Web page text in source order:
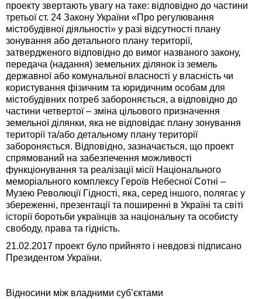
проекту звертають увагу на таке: відповідно до частини
третьої ст. 24 Закону України «Про регулювання
містобудівної діяльності» у разі відсутності плану
зонування або детального плану території,
затвердженого відповідно до вимог названого закону,
передача (надання) земельних ділянок із земель
державної або комунальної власності у власність чи
користування фізичним та юридичним особам для
містобудівних потреб забороняється, а відповідно до
частини четвертої – зміна цільового призначення
земельної ділянки, яка не відповідає плану зонування
території та/або детальному плану території
забороняється. Відповідно, зазначається, що проект
спрямований на забезпечення можливості
функціонування та реалізації місії Національного
меморіального комплексу Героїв Небесної Сотні –
Музею Революції Гідності, яка, серед іншого, полягає у
збереженні, презентації та поширенні в Україні та світі
історії боротьби українців за національну та особисту
свободу, права та гідність.
21.02.2017 проект було прийнято і невдовзі підписано
Президентом України.
Відносини між владними суб’єктами